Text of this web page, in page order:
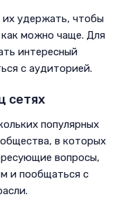
их удержать, чтобы
можно чаще. Для
интересный
с аудиторией.
сетях
популярных
в которых
вопросы,
и пообщаться с